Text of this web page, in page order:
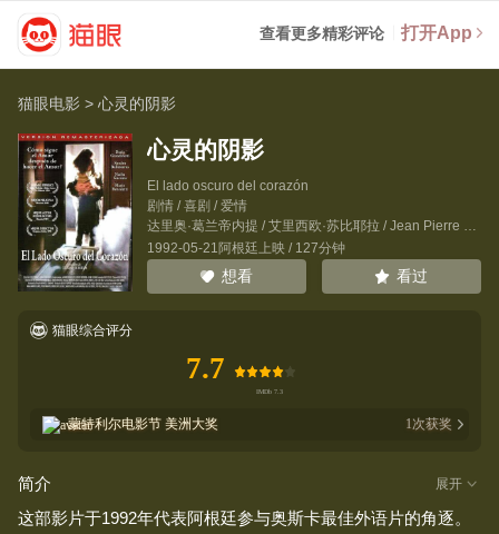
查看更多精彩评论 打开App
猫眼电影 >心灵的阴影
心灵的阴影
El lado oscuro del corazón
剧情 / 喜剧 / 爱情
达里奥·葛兰帝内提 /艾里西欧·苏比耶拉 /Jean Pierre Reguerraz
1992-05-21阿根廷上映 / 127分钟
想看 看过
猫眼综合评分
7.7
蒙特利尔电影节 美洲大奖 1次获奖
简介 展开
这部影片于1992年代表阿根廷参与奥斯卡最佳外语片的角逐。